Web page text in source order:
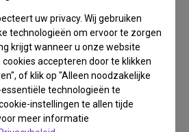
uw privacy. Wij gebruiken
technologieën om ervoor te zorgen
krijgt wanneer u onze website
accepteren door te klikken
of klik op "Alleen noodzakelijke
technologieën te
instellingen te allen tijde
meer informatie
Accessoires
voor BenQ
informatie